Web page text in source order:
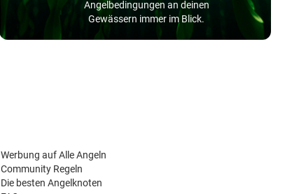
Angelbedingungen an deinen
Gewässern immer im Blick.
Werbung auf Alle Angeln
Community Regeln
Die besten Angelknoten